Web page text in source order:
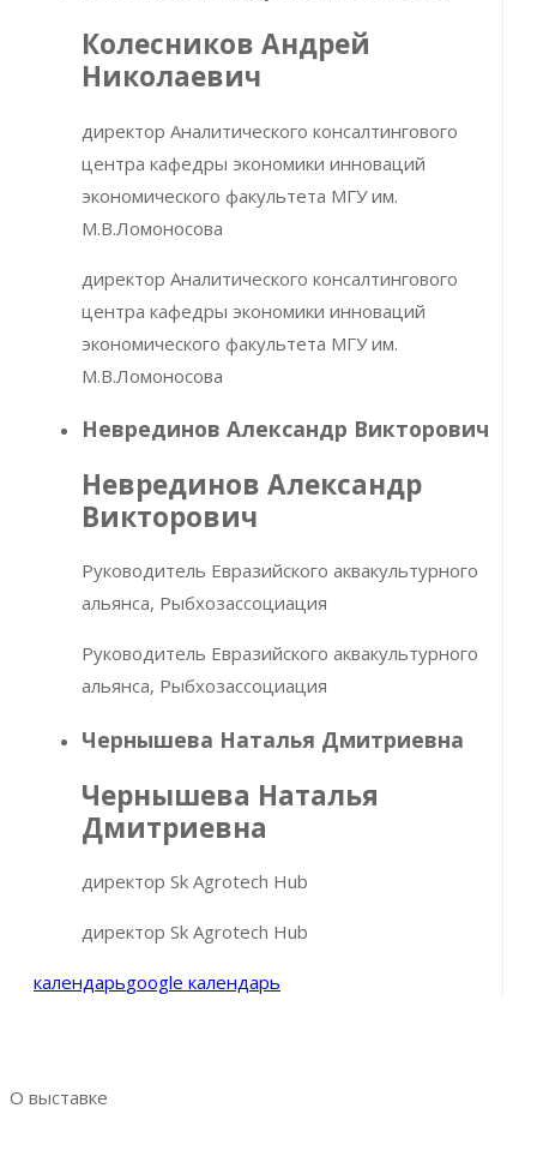
Колесников Андрей
Николаевич
директор Аналитического консалтингового
центра кафедры экономики инноваций
экономического факультета МГУ им.
М.В.Ломоносова
директор Аналитического консалтингового
центра кафедры экономики инноваций
экономического факультета МГУ им.
М.В.Ломоносова
Неврединов Александр Викторович
Неврединов Александр
Викторович
Руководитель Евразийского аквакультурного
альянса, Рыбхозассоциация
Руководитель Евразийского аквакультурного
альянса, Рыбхозассоциация
Чернышева Наталья Дмитриевна
Чернышева Наталья
Дмитриевна
директор Sk Agrotech Hub
директор Sk Agrotech Hub
календарьgoogle календарь
О выставке